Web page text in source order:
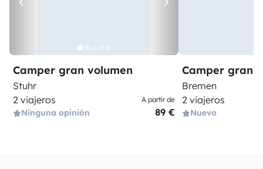
Camper gran volumen
Stuhr
2 viajeros
Ninguna opinión
A partir de
89 €
Camper gran
Bremen
2 viajeros
Nuevo